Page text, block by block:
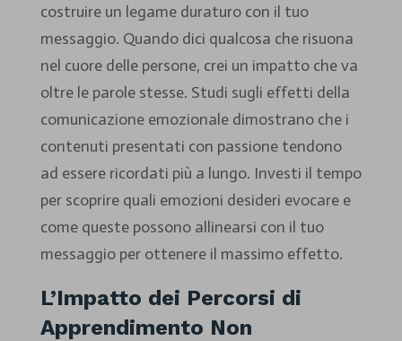
costruire un legame duraturo con il tuo
messaggio. Quando dici qualcosa che risuona
nel cuore delle persone, crei un impatto che va
oltre le parole stesse. Studi sugli effetti della
comunicazione emozionale dimostrano che i
contenuti presentati con passione tendono
ad essere ricordati più a lungo. Investi il tempo
per scoprire quali emozioni desideri evocare e
come queste possono allinearsi con il tuo
messaggio per ottenere il massimo effetto.
L’Impatto dei Percorsi di
Apprendimento Non